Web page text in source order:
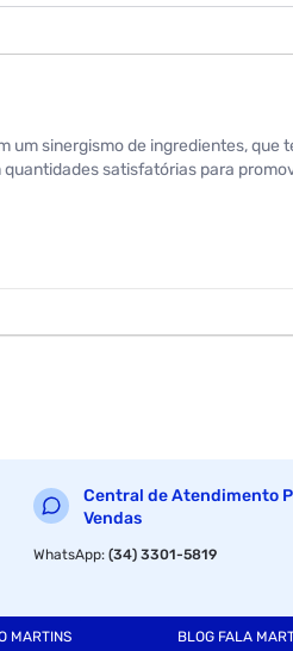
um sinergismo de ingredientes,
quantidades satisfatórias para
Central de Atendimento
Vendas
WhatsApp:(34) 3301-5819
MARTINS BLOG FALA